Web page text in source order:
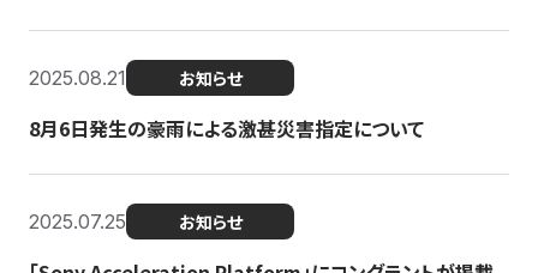
2025.08.21 お知らせ
8月6日発生の豪雨による激甚災害指定について
2025.07.25 お知らせ